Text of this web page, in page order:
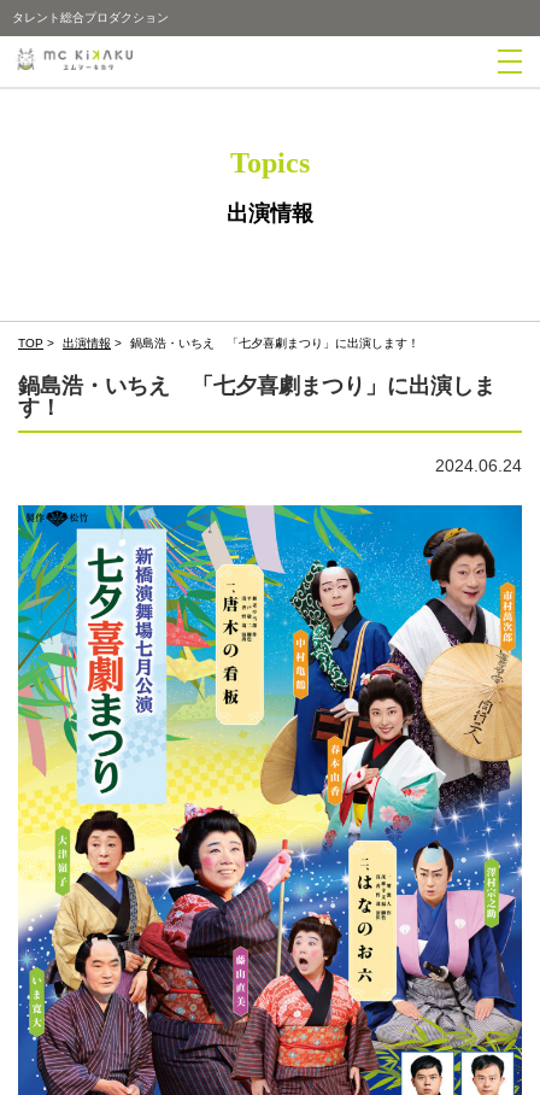
タレント総合プロダクション
Topics
出演情報
TOP > 出演情報 > 鍋島浩・いちえ 「七夕喜劇まつり」に出演します！
鍋島浩・いちえ 「七夕喜劇まつり」に出演しま
す！
2024.06.24